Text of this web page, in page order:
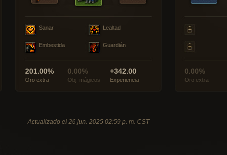
Sanar Lealtad
Embestida Guardián
201.00%
Oro extra
0.00%
Obj. mágicos
+342.00
Experiencia
0.00%
Oro extra
Actualizado el 26 jun. 2025 02:59 p. m. CST